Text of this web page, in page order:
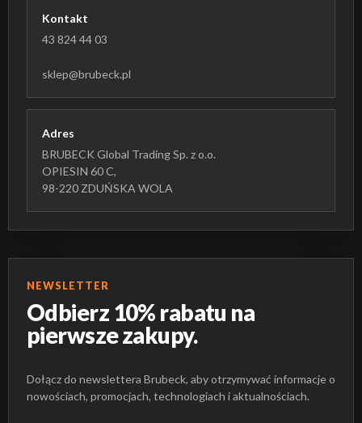
Kontakt
43 824 44 03
sklep@brubeck.pl
Adres
BRUBECK Global Trading Sp. z o.o.
OPIESIN 60 C,
98-220 ZDUŃSKA WOLA
NEWSLETTER
Odbierz 10% rabatu na
pierwsze zakupy.
Dołącz do newslettera Brubeck, aby otrzymywać informacje o
nowościach, promocjach, technologiach i aktualnościach.